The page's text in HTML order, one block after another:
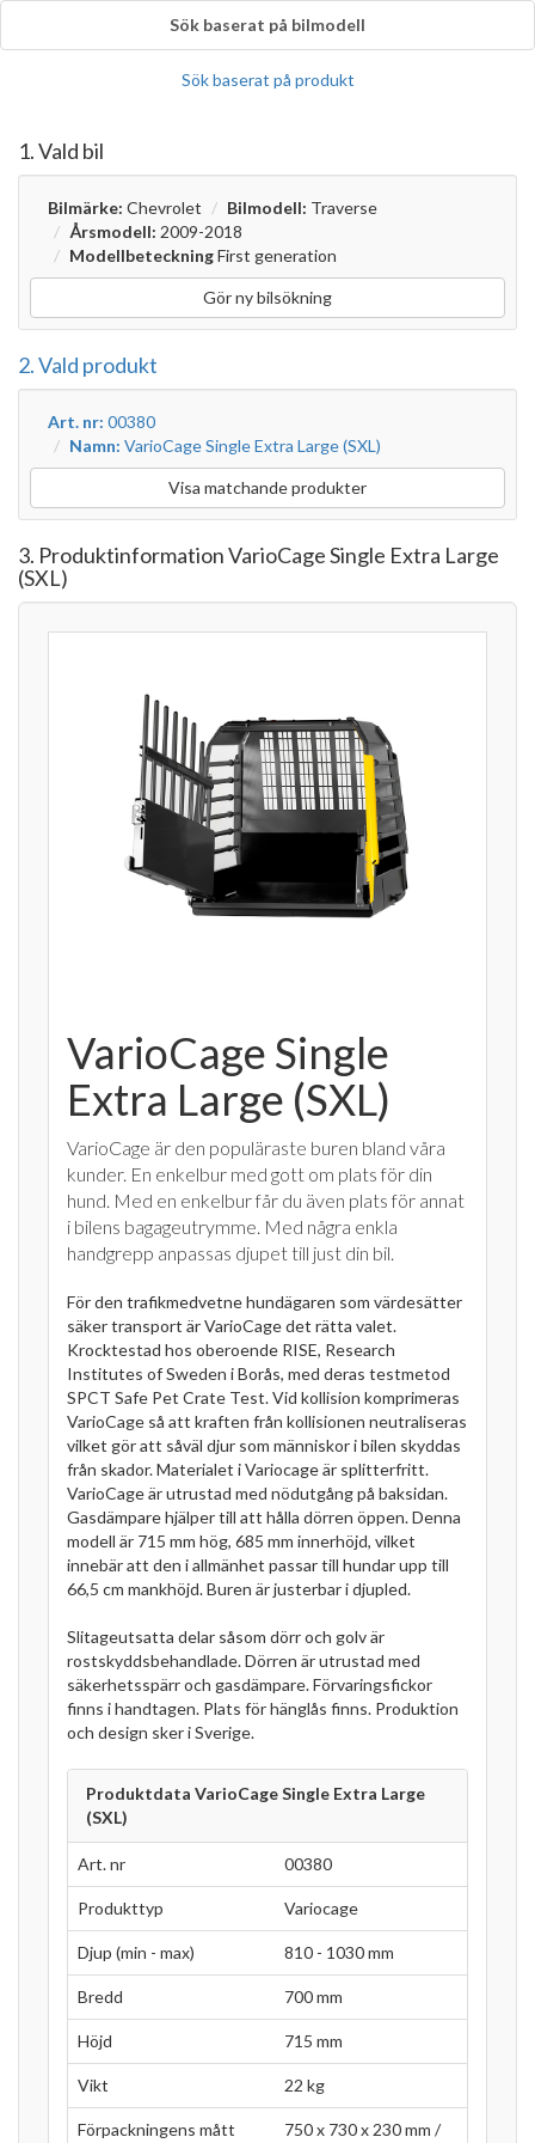
Sök baserat på bilmodell
Sök baserat på produkt
1. Vald bil
Bilmärke: Chevrolet Bilmodell: Traverse
Årsmodell: 2009-2018
ModellbeteckningFirst generation
Gör ny bilsökning
2. Vald produkt
Art. nr: 00380
Namn: VarioCage Single Extra Large (SXL)
Visa matchande produkter
3. Produktinformation VarioCage Single Extra Large
(SXL)
VarioCage Single
Extra Large (SXL)
VarioCage är den populäraste buren bland våra
kunder. En enkelbur med gott om plats för din
hund. Med en enkelbur får du även plats för annat
i bilens bagageutrymme. Med några enkla
handgrepp anpassas djupet till just din bil.
För den trafikmedvetne hundägaren som värdesätter
säker transport är VarioCage det rätta valet.
Krocktestad hos oberoende RISE, Research
Institutes of Sweden i Borås, med deras testmetod
SPCT Safe Pet Crate Test. Vid kollision komprimeras
VarioCage så att kraften från kollisionen neutraliseras
vilket gör att såväl djur som människor i bilen skyddas
från skador. Materialet i Variocage är splitterfritt.
VarioCage är utrustad med nödutgång på baksidan.
Gasdämpare hjälper till att hålla dörren öppen. Denna
modell är 715 mm hög, 685 mm innerhöjd, vilket
innebär att den i allmänhet passar till hundar upp till
66,5 cm mankhöjd. Buren är justerbar i djupled.
Slitageutsatta delar såsom dörr och golv är
rostskyddsbehandlade. Dörren är utrustad med
säkerhetsspärr och gasdämpare. Förvaringsfickor
finns i handtagen. Plats för hänglås finns. Produktion
och design sker i Sverige.
Produktdata VarioCage Single Extra Large
(SXL)
Art. nr 00380
Produkttyp Variocage
Djup (min - max) 810 - 1030 mm
Bredd 700 mm
Höjd 715 mm
Vikt 22 kg
Förpackningens mått 750 x 730 x 230 mm /